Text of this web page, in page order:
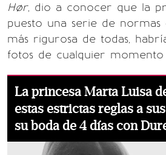
Hør, dio a conocer que la
puesto una serie de
más rigurosa de todas,
fotos de cualquier
La princesa Marta Luisa
estas estrictas reglas a
su boda de 4 días con